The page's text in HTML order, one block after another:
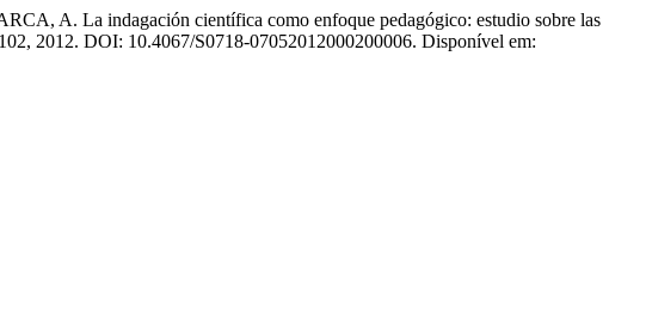
A. La indagación científica como enfoque pedagógico: estudio sobre las
2012. DOI: 10.4067/S0718-07052012000200006. Disponível em: